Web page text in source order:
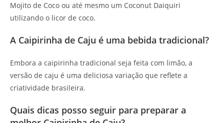
Mojito de Coco ou até mesmo um Coconut Daiquiri
utilizando o licor de coco.
A Caipirinha de Caju é uma bebida tradicional?
Embora a caipirinha tradicional seja feita com limão, a
versão de caju é uma deliciosa variação que reflete a
criatividade brasileira.
Quais dicas posso seguir para preparar a